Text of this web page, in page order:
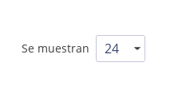
Se muestran